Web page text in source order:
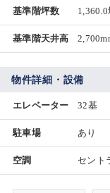
基準階坪数 1,360.0
基準階天井高
物件詳細・設備
エレベーター 32基
駐車場 あり
空調 セント